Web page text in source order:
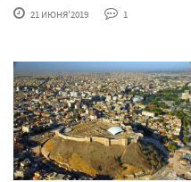
21 ИЮНЯ'2019 1